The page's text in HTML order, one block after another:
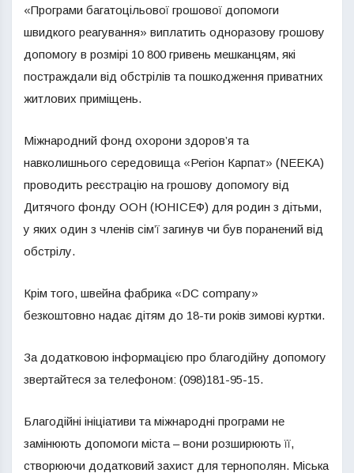
«Програми багатоцільової грошової допомоги
швидкого реагування» виплатить одноразову грошову
допомогу в розмірі 10 800 гривень мешканцям, які
постраждали від обстрілів та пошкодження приватних
житлових приміщень.
Міжнародний фонд охорони здоров’я та
навколишнього середовища «Регіон Карпат» (NEEKA)
проводить реєстрацію на грошову допомогу від
Дитячого фонду ООН (ЮНІСЕФ) для родин з дітьми,
у яких один з членів сім’ї загинув чи був поранений від
обстрілу.
Крім того, швейна фабрика «DC company»
безкоштовно надає дітям до 18-ти років зимові куртки.
За додатковою інформацією про благодійну допомогу
звертайтеся за телефоном: (098)181-95-15.
Благодійні ініціативи та міжнародні програми не
замінюють допомоги міста – вони розширюють її,
створюючи додатковий захист для тернополян. Міська